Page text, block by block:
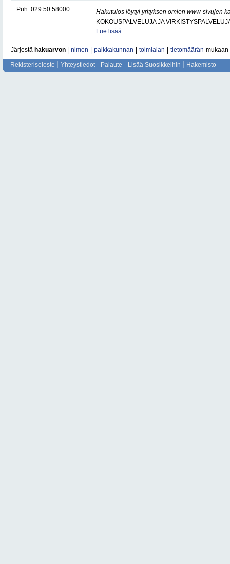
Puh. 029 50 58000
Hakutulos löytyi yrityksen omien www-sivujen
KOKOUSPALVELUJA JA
Lue lisää..
Järjestä hakuarvon nimen paikkakunnan toimialan tietomäärän mukaan
Rekisteriseloste Yhteystiedot Palaute Lisää Suosikkeihin Hakemisto